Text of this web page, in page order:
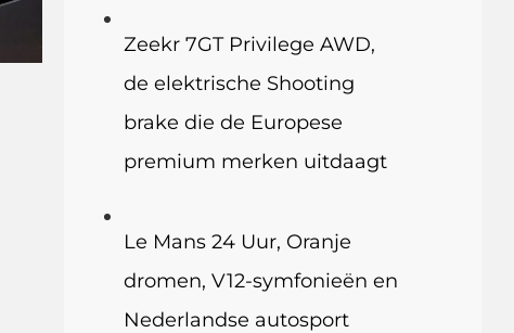
Zeekr 7GT Privilege AWD,
de elektrische Shooting
brake die de Europese
premium merken uitdaagt
Le Mans 24 Uur, Oranje
dromen, V12-symfonieën en
Nederlandse autosport